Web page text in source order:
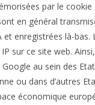
par le
en général
et enregistrées là-bas.
sur ce site web.
au sein des
ou dans d’autres
économique